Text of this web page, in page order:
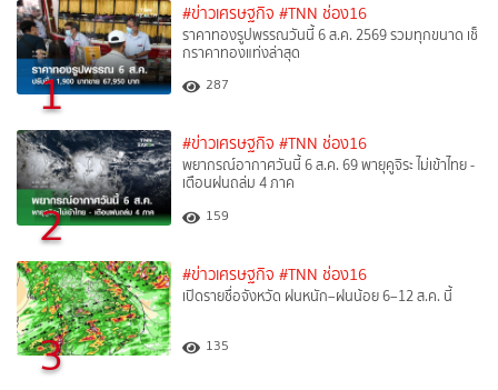
1
#ข่าวเศรษฐกิจ #TNN ช่อง16
ราคาทองรูปพรรณวันนี้ 6 ส.ค. 2569 รวมทุกขนาด เช็
กราคาทองแท่งล่าสุด
287
2
#ข่าวเศรษฐกิจ #TNN ช่อง16
พยากรณ์อากาศวันนี้ 6 ส.ค. 69 พายุคูจิระ ไม่เข้าไทย -
เตือนฝนถล่ม 4 ภาค
159
3
#ข่าวเศรษฐกิจ #TNN ช่อง16
เปิดรายชื่อจังหวัด ฝนหนัก–ฝนน้อย 6–12 ส.ค. นี้
135